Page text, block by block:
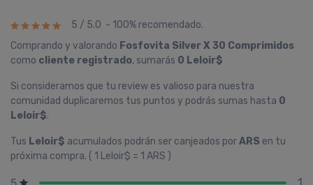
5 / 5.0 - 100% recomendado.
Comprando y valorando Fosfovita Silver X 30 Comprimidos
como cliente registrado, sumarás 0 Leloir$
Si consideramos que tu review es valioso para nuestra
comunidad duplicaremos tus puntos y podrás sumas hasta 0
Leloir$.
Tus Leloir$ acumulados podrán ser canjeados porARS en tu
próxima compra. ( 1 Leloir$ = 1 ARS )